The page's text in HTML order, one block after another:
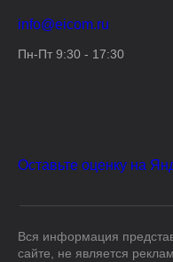
info@eicom.ru
Пн-Пт 9:30 - 17:30
Оставьте оценку на
Вся информация
сайте, не является